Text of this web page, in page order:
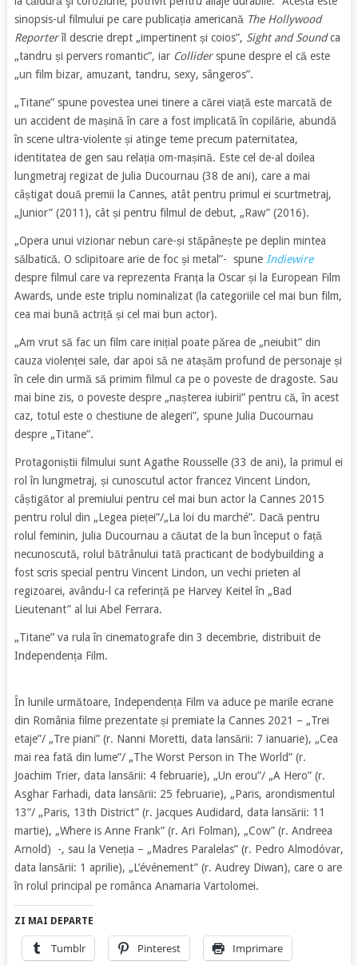
sinopsis-ul filmului pe care publicația americană The Hollywood
Reporterîl descrie drept „impertinent și coios”, Sight and Soundca
„tandru și pervers romantic”, iarColliderspune despre el că este
„un film bizar, amuzant, tandru, sexy, sângeros”.
„Titane” spune povestea unei tinere a cărei viață este marcată de
un accident de mașină în care a fost implicată în copilărie, abundă
în scene ultra-violente și atinge teme precum paternitatea,
identitatea de gen sau relația om-mașină. Este cel de-al doilea
lungmetraj regizat de Julia Ducournau (38 de ani), care a mai
câștigat două premii la Cannes, atât pentru primul ei scurtmetraj,
„Junior” (2011), cât și pentru filmul de debut, „Raw” (2016).
„Opera unui vizionar nebun care-și stăpânește pe deplin mintea
sălbatică. O sclipitoare arie de foc și metal”- spune Indiewire
despre filmul care va reprezenta Franța la Oscar și la European Film
Awards, unde este triplu nominalizat (la categoriile cel mai bun film,
cea mai bună actriță și cel mai bun actor).
„Am vrut să fac un film care inițial poate părea de „neiubit” din
cauza violenței sale, dar apoi să ne atașăm profund de personaje și
în cele din urmă să primim filmul ca pe o poveste de dragoste. Sau
mai bine zis, o poveste despre „nașterea iubirii” pentru că, în acest
caz, totul este o chestiune de alegeri”, spune Julia Ducournau
despre „Titane”.
Protagoniștii filmului sunt Agathe Rousselle (33 de ani), la primul ei
rol în lungmetraj, și cunoscutul actor francez Vincent Lindon,
câștigător al premiului pentru cel mai bun actor la Cannes 2015
pentru rolul din „Legea pieței”/„La loi du marché”. Dacă pentru
rolul feminin, Julia Ducournau a căutat de la bun început o față
necunoscută, rolul bătrânului tată practicant de bodybuilding a
fost scris special pentru Vincent Lindon, un vechi prieten al
regizoarei, avându-l ca referință pe Harvey Keitel în „Bad
Lieutenant” al lui Abel Ferrara.
„Titane” va rula în cinematografe din 3 decembrie, distribuit de
Independența Film.
În lunile următoare, Independența Film va aduce pe marile ecrane
din România filme prezentate și premiate la Cannes 2021 – „Trei
etaje”/ „Tre piani” (r. Nanni Moretti, data lansării: 7 ianuarie), „Cea
mai rea fată din lume”/ „The Worst Person in The World” (r.
Joachim Trier, data lansării: 4 februarie), „Un erou”/ „A Hero” (r.
Asghar Farhadi, data lansării: 25 februarie), „Paris, arondismentul
13”/ „Paris, 13th District” (r. Jacques Audidard, data lansării: 11
martie), „Where is Anne Frank” (r. Ari Folman), „Cow” (r. Andreea
Arnold) -, sau la Veneția – „Madres Paralelas” (r. Pedro Almodóvar,
data lansării: 1 aprilie), „L’événement” (r. Audrey Diwan), care o are
în rolul principal pe românca Anamaria Vartolomei.
ZI MAI DEPARTE
Tumblr Pinterest Imprimare